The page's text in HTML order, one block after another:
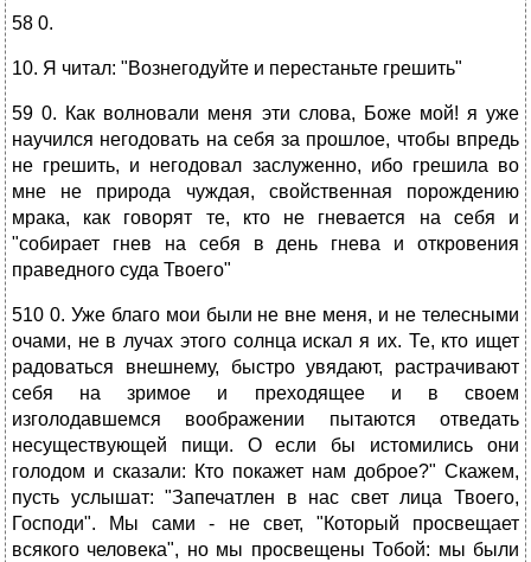
58 0.
10. Я читал: "Вознегодуйте и перестаньте грешить"
59 0. Как волновали меня эти слова, Боже мой! я уже
научился негодовать на себя за прошлое, чтобы впредь
не грешить, и негодовал заслуженно, ибо грешила во
мне не природа чуждая, свойственная порождению
мрака, как говорят те, кто не гневается на себя и
"собирает гнев на себя в день гнева и откровения
праведного суда Твоего"
510 0. Уже благо мои были не вне меня, и не телесными
очами, не в лучах этого солнца искал я их. Те, кто ищет
радоваться внешнему, быстро увядают, растрачивают
себя на зримое и преходящее и в своем
изголодавшемся воображении пытаются отведать
несуществующей пищи. О если бы истомились они
голодом и сказали: Кто покажет нам доброе?" Скажем,
пусть услышат: "Запечатлен в нас свет лица Твоего,
Господи". Мы сами - не свет, "Который просвещает
всякого человека", но мы просвещены Тобой: мы были